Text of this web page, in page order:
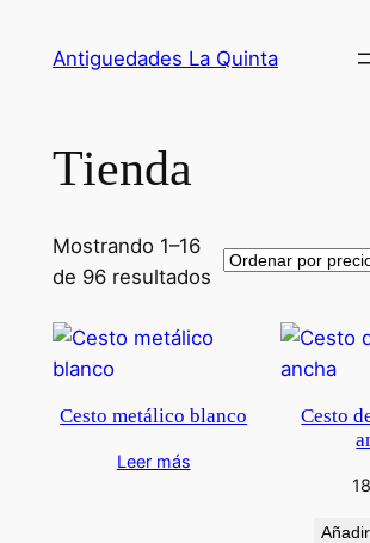
Antiguedades La Quinta
Tienda
Mostrando 1–16
de 96 resultadosOrdenado
precio:
alto
Cesto metálico blanco
Leer más
Cesto